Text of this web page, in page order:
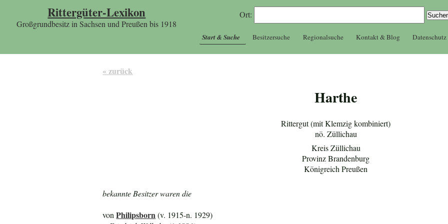
Rittergüter-Lexikon
Großgrundbesitz in Sachsen und Preußen bis 1918
Ort:
Start & Suche Besitzersuche Regionalsuche Kontakt & Blog Datenschutz
« zurück
Harthe
Rittergut (mit Klemzig kombiniert)
nö. Züllichau
Kreis Züllichau
Provinz Brandenburg
Königreich Preußen
bekannte Besitzer waren die
vonPhilipsborn (v. 1915-n. 1929)